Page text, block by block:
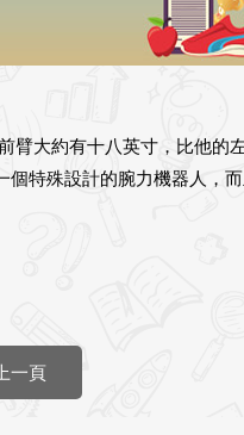
大約有十八英寸，比他
特殊設計的腕力機器人，
一頁